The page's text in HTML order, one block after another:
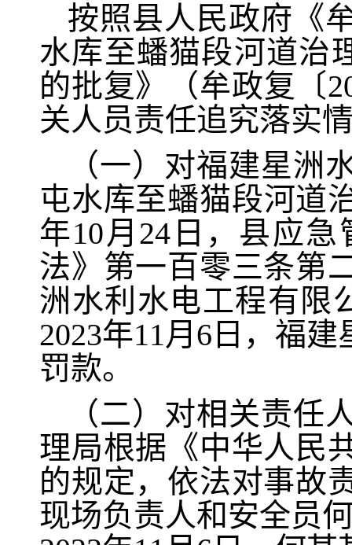
按照县人民政府《
水库至蟠猫段河道治
的批复》（牟政复〔
关人员责任追究落实
（一）对福建星洲
屯水库至蟠猫段河道
年10月24日，县应
法》第一百零三条第
洲水利水电工程有限
2023年11月6日，福
罚款。
（二）对相关责任
理局根据《中华人民
的规定，依法对事故
现场负责人和安全员